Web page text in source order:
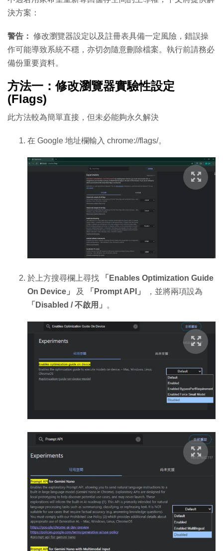
決方案：
警告： 修改瀏覽器設定以及註冊表具備一定風險，錯誤操
作可能導致系統不穩，亦切勿隨意刪除檔案。執行前請務必
備份重要資料。
方法一：修改瀏覽器實驗性設定
(Flags)
此方法較為簡單直接，但未必能夠永久解決
在 Google 地址欄輸入 chrome://flags/。
於上方搜尋欄上尋找
「Enables Optimization Guide
On Device」
及 「Prompt API」
，並將兩項設為
「Disabled / 不啟用」
。